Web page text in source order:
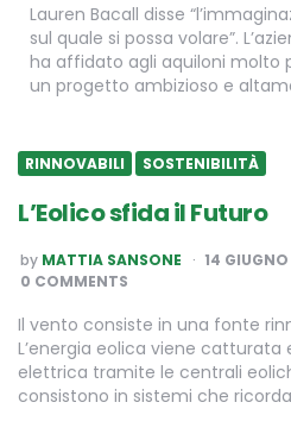
Lauren Bacall disse
sul quale si possa volare”.
ha affidato agli aquiloni molto
un progetto ambizioso e
RINNOVABILI SOSTENIBILITÀ
L’Eolico sfida il Futuro
POSTED
BY
by MATTIA SANSONE 14
0 COMMENTS
Il vento consiste in una fonte
L’energia eolica viene
elettrica tramite le centrali
consistono in sistemi che